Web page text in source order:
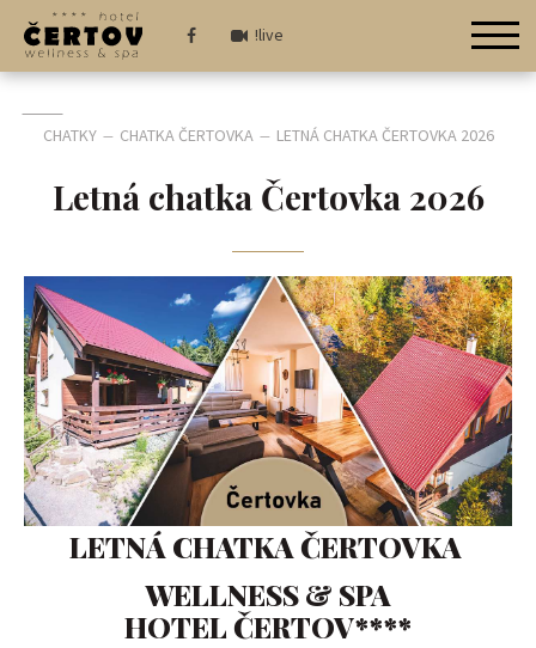
!live
CHATKY — CHATKA ČERTOVKA — LETNÁ CHATKA ČERTOVKA 2026
Letná chatka Čertovka 2026
LETNÁ CHATKA ČERTOVKA
WELLNESS & SPA
HOTEL ČERTOV****